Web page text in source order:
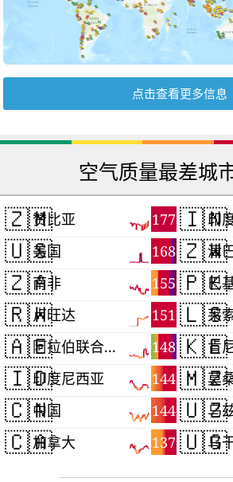
点击查看更多信息
空气质量最差城
🇿🇲 177
赞比亚
🇺🇸 168
美国
🇿🇦 155
南非
🇷🇼 151
卢旺达
🇦🇪 148
阿拉伯联合酋长国
🇮🇩 144
印度尼西亚
🇨🇳 144
中国
🇨🇦 137
加拿大
🇮🇳
印
🇿🇼
津
🇵🇰
巴
🇱🇸
莱
🇰🇪
肯
🇲🇿
莫
🇺🇿
乌
🇺🇬
乌